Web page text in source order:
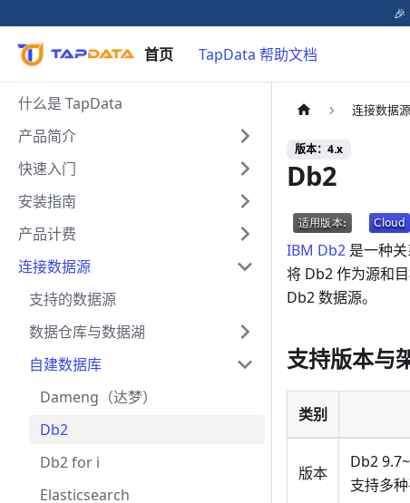
首页 TapData 帮助文档
什么是 TapData
产品简介
快速入门
安装指南
产品计费
连接数据源
支持的数据源
数据仓库与数据湖
自建数据库
Dameng（达梦）
Db2
Db2 for i
Elasticsearch
连接数据源
版本：4.x
Db2
IBM Db2 是一种
将 Db2 作为源和
Db2 数据源。
支持版本与
类别
版本
Db2
支持多